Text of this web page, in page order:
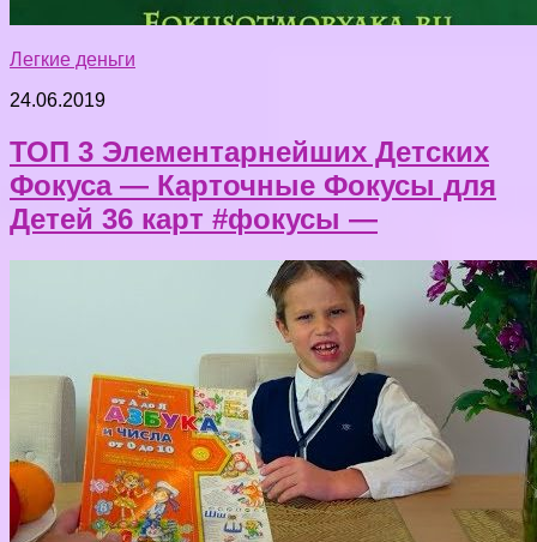
Легкие деньги
24.06.2019
ТОП 3 Элементарнейших Детских
Фокуса — Карточные Фокусы для
Детей 36 карт #фокусы —